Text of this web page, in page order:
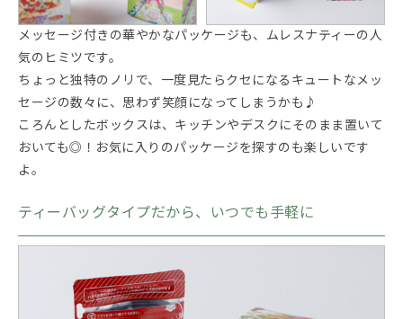
メッセージ付きの華やかなパッケージも、ムレスナティーの人
気のヒミツです。
ちょっと独特のノリで、一度見たらクセになるキュートなメッ
セージの数々に、思わず笑顔になってしまうかも♪
ころんとしたボックスは、キッチンやデスクにそのまま置いて
おいても◎！お気に入りのパッケージを探すのも楽しいです
よ。
ティーバッグタイプだから、いつでも手軽に